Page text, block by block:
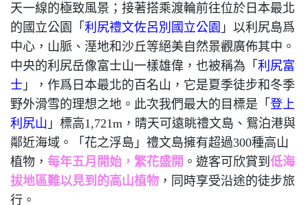
天一線的極致風景；接著搭乘渡輪前往位於日本最北
的國立公園「 利尻禮文佐呂別國立公園 」以利尻島爲
中心，山脈、溼地和沙丘等絕美自然景觀廣佈其中。
中央的利尻岳像富士山一樣雄偉，也被稱為「 利尻富
士 」，作爲日本最北的百名山，它是夏季徒步和冬季
野外滑雪的理想之地。此次我們最大的目標是「 登上
利尻山 」標高1,721m， 晴天可遠眺禮文島、鴛泊港與
鄰近海域。
「花之浮島」禮文島擁有超過300種高山
植物， 每年五月開始，繁花盛開 。遊客可欣賞到 低海
拔地區難以見到的高山植物 ，同時享受沿途的徒步旅
行。